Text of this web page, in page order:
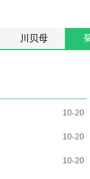
川贝母
10-20
10-20
10-20